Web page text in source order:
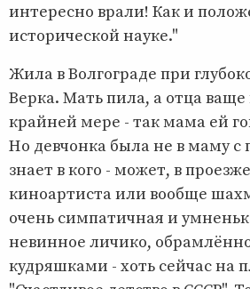
интересно врали! Как и
исторической науке."
Жила в Волгограде при
Верка. Мать пила, а отца
крайней мере - так мама ей
Но девчонка была не в маму с
знает в кого - может, в
киноартиста или вообще
очень симпатичная и
невинное личико,
кудряшками - хоть сейчас на